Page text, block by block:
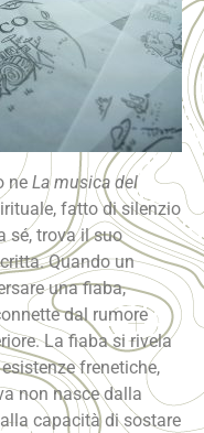
ne La musica del
fatto di silenzio
sé, trova il suo
Quando un
una fiaba,
dal rumore
La fiaba si rivela
frenetiche,
non nasce dalla
capacità di sostare